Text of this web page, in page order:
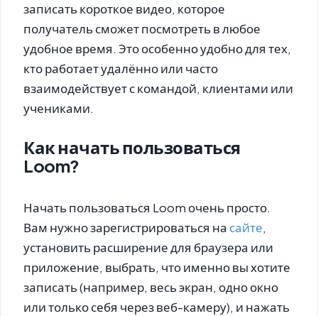
записать короткое видео, которое
получатель сможет посмотреть в любое
удобное время. Это особенно удобно для тех,
кто работает удалённо или часто
взаимодействует с командой, клиентами или
учениками.
Как начать пользоваться
Loom?
Начать пользоваться Loom очень просто.
Вам нужно зарегистрироваться на сайте,
установить расширение для браузера или
приложение, выбрать, что именно вы хотите
записать (например, весь экран, одно окно
или только себя через веб-камеру), и нажать